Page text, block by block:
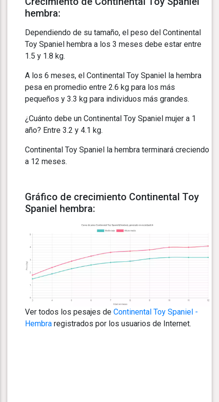
hembra:
Dependiendo de su tamaño, el peso del Continental
Toy Spaniel hembra a los 3 meses debe estar entre
1.5 y 1.8 kg.
A los 6 meses, el Continental Toy Spaniel la hembra
pesa en promedio entre 2.6 kg para los más
pequeños y 3.3 kg para individuos más grandes.
¿Cuánto debe un Continental Toy Spaniel mujer a 1
año? Entre 3.2 y 4.1 kg.
Continental Toy Spaniel la hembra terminará creciendo
a 12 meses.
Gráfico de crecimiento Continental Toy
Spaniel hembra:
Ver todos los pesajes de Continental Toy Spaniel -
Hembra registrados por los usuarios de Internet.